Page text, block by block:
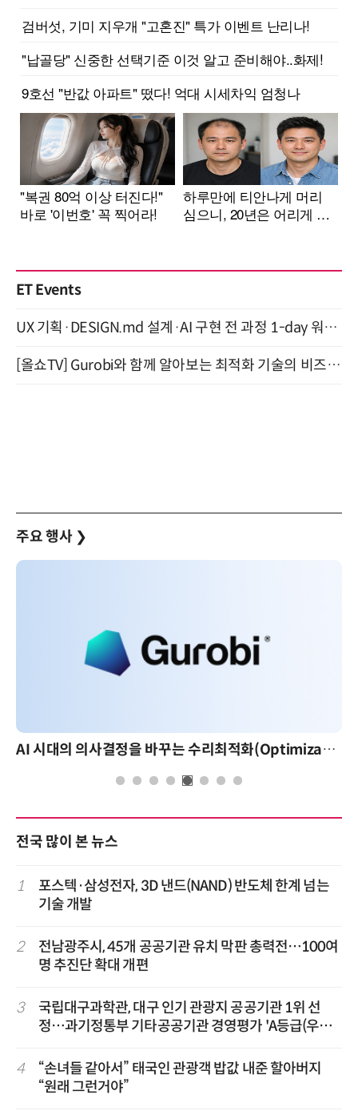
ET Events
UX 기획·DESIGN.md 설계·AI 구현 전 과정 1-day 워크숍 with Claude Code·Codex 9월 15일 개최
[올쇼TV] Gurobi와 함께 알아보는 최적화 기술의 비즈니스 활용 (8월 20일 생방송)
주요 행사 ❯
AI 시대의 의사결정을 바꾸는 수리최적화(Optimization): 실제 산업 적용 사례와 활용 전략
전국 많이 본 뉴스
1
포스텍·삼성전자, 3D 낸드(NAND) 반도체 한계 넘는
기술 개발
2
전남광주시, 45개 공공기관 유치 막판 총력전…100여
명 추진단 확대 개편
3
국립대구과학관, 대구 인기 관광지 공공기관 1위 선
정…과기정통부 기타공공기관 경영평가 'A등급(우수)'
4
“손녀들 같아서” 태국인 관광객 밥값 내준 할아버지
“원래 그런거야”